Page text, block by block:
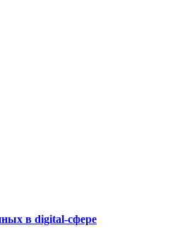
в digital-сфере